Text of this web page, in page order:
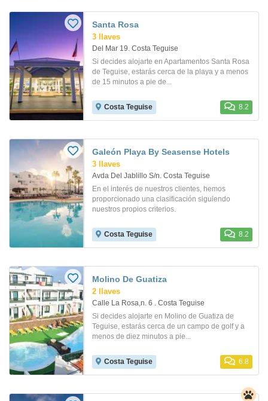
Santa Rosa
3 llaves
Del Mar 19. Costa Teguise
Si decides alojarte en Apartamentos Santa Rosa
de Teguise, estarás cerca de la playa y a menos
de 15 minutos a pie de...
Costa Teguise 8.2
Galeón Playa By Seasense Hotels
3 llaves
Avda Del Jablillo S/n. Costa Teguise
En el interés de nuestros clientes, hemos
proporcionado una clasificación siguiendo
nuestros propios criterios.
Costa Teguise 8.2
Molino De Guatiza
2 llaves
Calle La Rosa,n. 6 . Costa Teguise
Si decides alojarte en Molino de Guatiza de
Teguise, estarás cerca de un campo de golf y a
menos de diez minutos a pie...
Costa Teguise 6.8